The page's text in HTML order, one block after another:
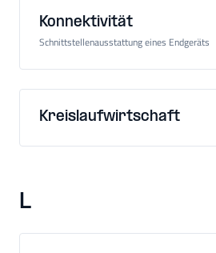
Konnektivität
Schnittstellenausstattung eines Endgeräts
Kreislaufwirtschaft
L